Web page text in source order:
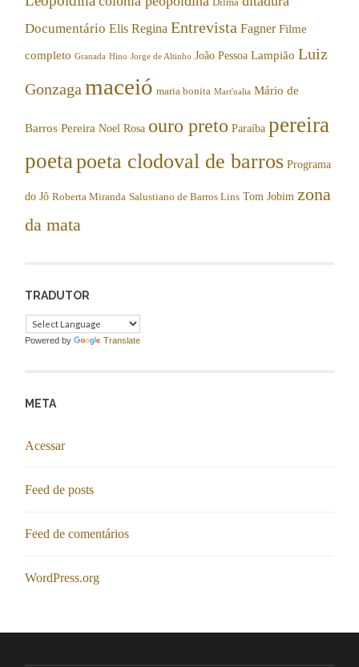
Dilma
Documentário Elis Regina Entrevista Fagner Filme
completo Granada Hino Jorge de Altinho João Pessoa Lampião Luiz
Gonzaga maceió maria bonita Mart'nalia Mário de
Barros Pereira Noel Rosa ouro preto Paraíba pereira
poetapoeta clodoval de barros Programa
do Jô Roberta Miranda Salustiano de Barros Lins Tom Jobim zona
da mata
TRADUTOR
Powered by Translate
META
Acessar
Feed de posts
Feed de comentários
WordPress.org